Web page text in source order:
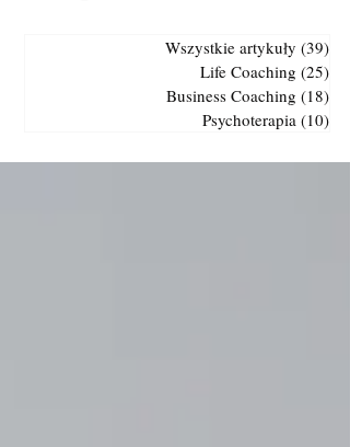
Wszystkie artykuły (39)
Life Coaching (25)
Business Coaching (18)
Psychoterapia (10)